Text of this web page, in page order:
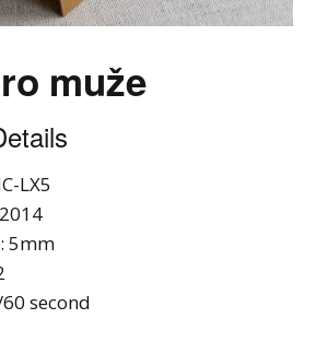
muže
LX5
5mm
second